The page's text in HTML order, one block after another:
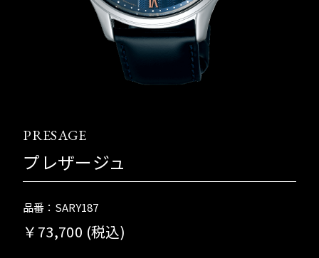
PRESAGE
プレザージュ
品番：SARY187
￥73,700 (税込)